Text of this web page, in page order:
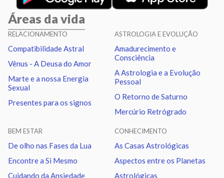
Sol Trígono
Lua Vênus
Lua Conjunção Marte
Quiron
Lua Trígono Nodo norte
Mercúrio Quadratura Quiron
Áreas da vida
RELACIONAMENTO
Compatibilidade Astral
Vênus - A Deusa do Amor
Marte e a nossa Energia
Sexual
Presentes para os signos
ASTROLOGIA E EVOLUÇÃO
Amadurecimento e
Consciência
A Astrologia e a Evolução
Pessoal
O Retorno de Saturno
Mercúrio Retrógrado
BEM ESTAR
De olho nas Fases da Lua
Encontre a Si Mesmo
Cuidando da Ansiedade
CONHECIMENTO
As Casas Astrológicas
Aspectos entre os Planetas
Astrológicas